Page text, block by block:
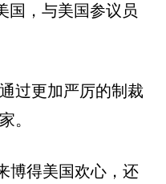
国，与美国参议员
过更加严厉的制裁
。
博得美国欢心，还